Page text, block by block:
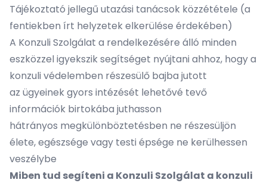
Tájékoztató jellegű utazási tanácsok közzététele (a
fentiekben írt helyzetek elkerülése érdekében)
A Konzuli Szolgálat a rendelkezésére álló minden
eszközzel igyekszik segítséget nyújtani ahhoz, hogy a
konzuli védelemben részesülő bajba jutott
az ügyeinek gyors intézését lehetővé tevő
információk birtokába juthasson
hátrányos megkülönböztetésben ne részesüljön
élete, egészsége vagy testi épsége ne kerülhessen
veszélybe
Miben tud segíteni a Konzuli Szolgálat a konzuli